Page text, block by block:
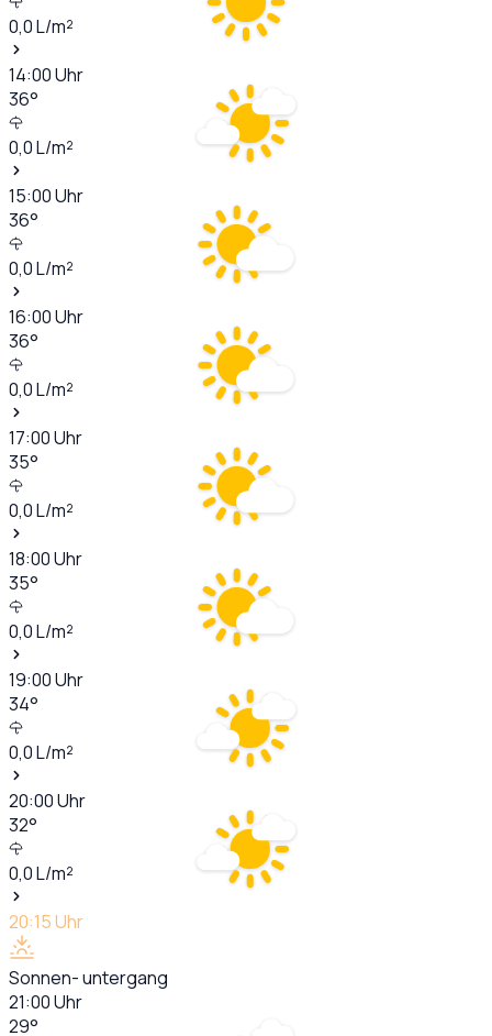
0,0L/m²
14:00Uhr
36°
0,0L/m²
15:00Uhr
36°
0,0L/m²
16:00Uhr
36°
0,0L/m²
17:00Uhr
35°
0,0L/m²
18:00Uhr
35°
0,0L/m²
19:00Uhr
34°
0,0L/m²
20:00Uhr
32°
0,0L/m²
20:15Uhr
Sonnen- untergang
21:00Uhr
29°